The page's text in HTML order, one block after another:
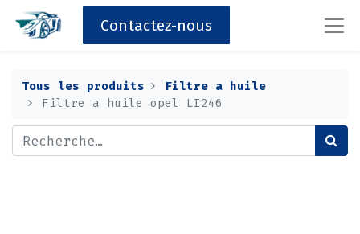
Contactez-nous
Tous les produits
Filtre a huile
Filtre a huile opel LI246